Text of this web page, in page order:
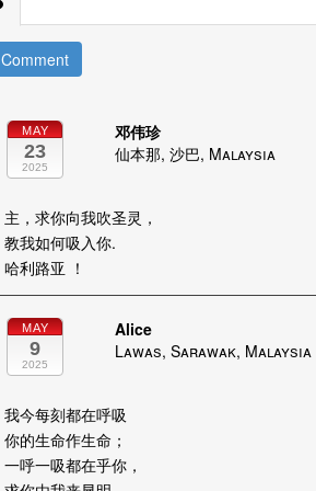
Comment
MAY
23
2025
邓伟珍
仙本那, 沙巴, Malaysia
主，求你向我吹圣灵，
教我如何吸入你.
哈利路亚 ！
MAY
9
2025
Alice
Lawas, Sarawak, Malaysia
我今每刻都在呼吸
你的生命作生命；
一呼一吸都在乎你，